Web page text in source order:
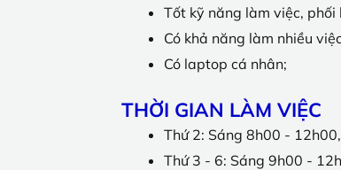
Tốt kỹ năng làm việc, phối
Có khả năng làm nhiều
Có laptop cá nhân;
THỜI GIAN LÀM VIỆC
Thứ 2: Sáng 8h00 -
Thứ 3 - 6: Sáng 9h00 -